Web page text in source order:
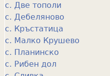
с. Две тополи
с. Дебеляново
с. Кръстатица
с. Малко Крушево
с. Планинско
с. Рибен дол